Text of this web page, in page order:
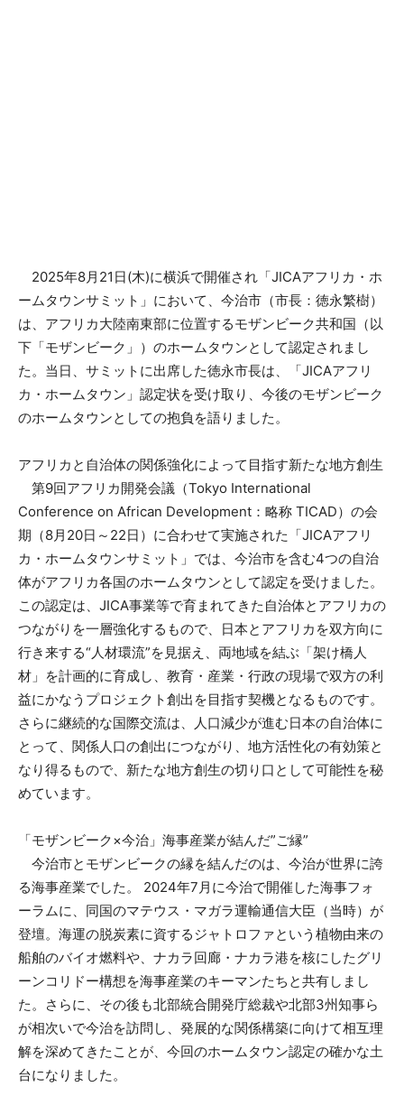
2025年8月21日(木)に横浜で開催され「JICAアフリカ・ホ
ームタウンサミット」において、今治市（市長：徳永繁樹）
は、アフリカ大陸南東部に位置するモザンビーク共和国（以
下「モザンビーク」）のホームタウンとして認定されまし
た。当日、サミットに出席した徳永市長は、「JICAアフリ
カ・ホームタウン」認定状を受け取り、今後のモザンビーク
のホームタウンとしての抱負を語りました。
アフリカと自治体の関係強化によって目指す新たな地方創生
第9回アフリカ開発会議（Tokyo International
Conference on African Development：略称 TICAD）の会
期（8月20日～22日）に合わせて実施された「JICAアフリ
カ・ホームタウンサミット」では、今治市を含む4つの自治
体がアフリカ各国のホームタウンとして認定を受けました。
この認定は、JICA事業等で育まれてきた自治体とアフリカの
つながりを一層強化するもので、日本とアフリカを双方向に
行き来する“人材環流”を見据え、両地域を結ぶ「架け橋人
材」を計画的に育成し、教育・産業・行政の現場で双方の利
益にかなうプロジェクト創出を目指す契機となるものです。
さらに継続的な国際交流は、人口減少が進む日本の自治体に
とって、関係人口の創出につながり、地方活性化の有効策と
なり得るもので、新たな地方創生の切り口として可能性を秘
めています。
「モザンビーク×今治」海事産業が結んだ”ご縁”
今治市とモザンビークの縁を結んだのは、今治が世界に誇
る海事産業でした。 2024年7月に今治で開催した海事フォ
ーラムに、同国のマテウス・マガラ運輸通信大臣（当時）が
登壇。海運の脱炭素に資するジャトロファという植物由来の
船舶のバイオ燃料や、ナカラ回廊・ナカラ港を核にしたグリ
ーンコリドー構想を海事産業のキーマンたちと共有しまし
た。さらに、その後も北部統合開発庁総裁や北部3州知事ら
が相次いで今治を訪問し、発展的な関係構築に向けて相互理
解を深めてきたことが、今回のホームタウン認定の確かな土
台になりました。